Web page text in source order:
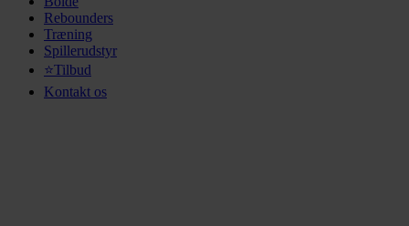
Rebounders
Træning
Spillerudstyr
⭐Tilbud
Kontakt os